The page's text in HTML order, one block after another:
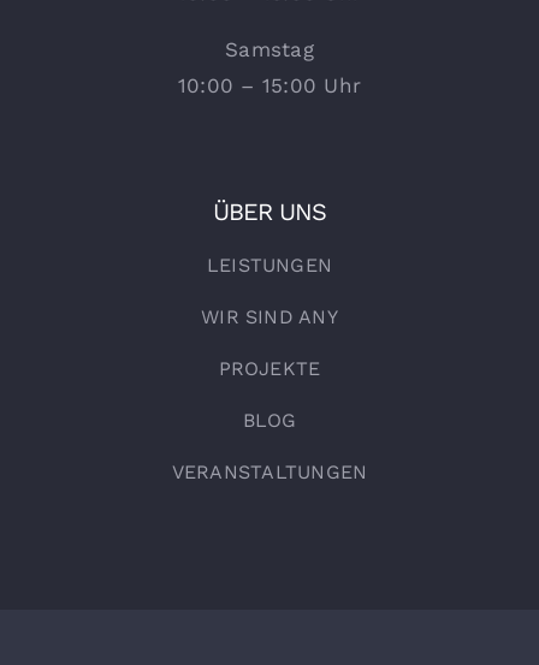
Samstag
10:00 – 15:00 Uhr
ÜBER UNS
LEISTUNGEN
WIR SIND ANY
PROJEKTE
BLOG
VERANSTALTUNGEN